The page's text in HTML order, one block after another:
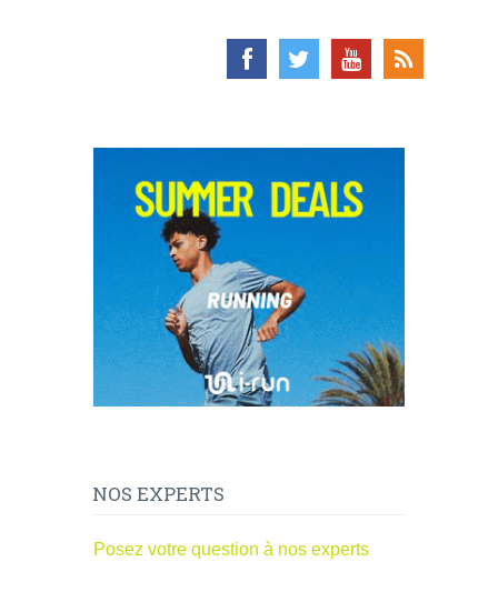
NOS EXPERTS
Posez votre question à nos experts